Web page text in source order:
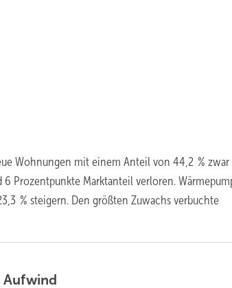
Wohnungen mit einem Anteil von 44,2 % zwar
Prozentpunkte Marktanteil verloren.
% steigern. Den größten Zuwachs verbuchte
Aufwind